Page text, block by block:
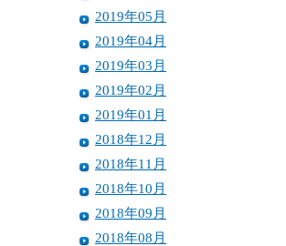
2019年05月
2019年04月
2019年03月
2019年02月
2019年01月
2018年12月
2018年11月
2018年10月
2018年09月
2018年08月